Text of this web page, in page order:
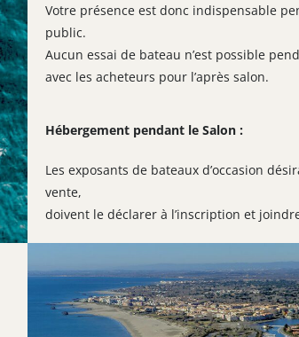
Votre présence est donc indispensable
public.
Aucun essai de bateau n’est possible
avec les acheteurs pour l’après salon.
Hébergement pendant le Salon :
Les exposants de bateaux d’occasion
vente,
doivent le déclarer à l’inscription et